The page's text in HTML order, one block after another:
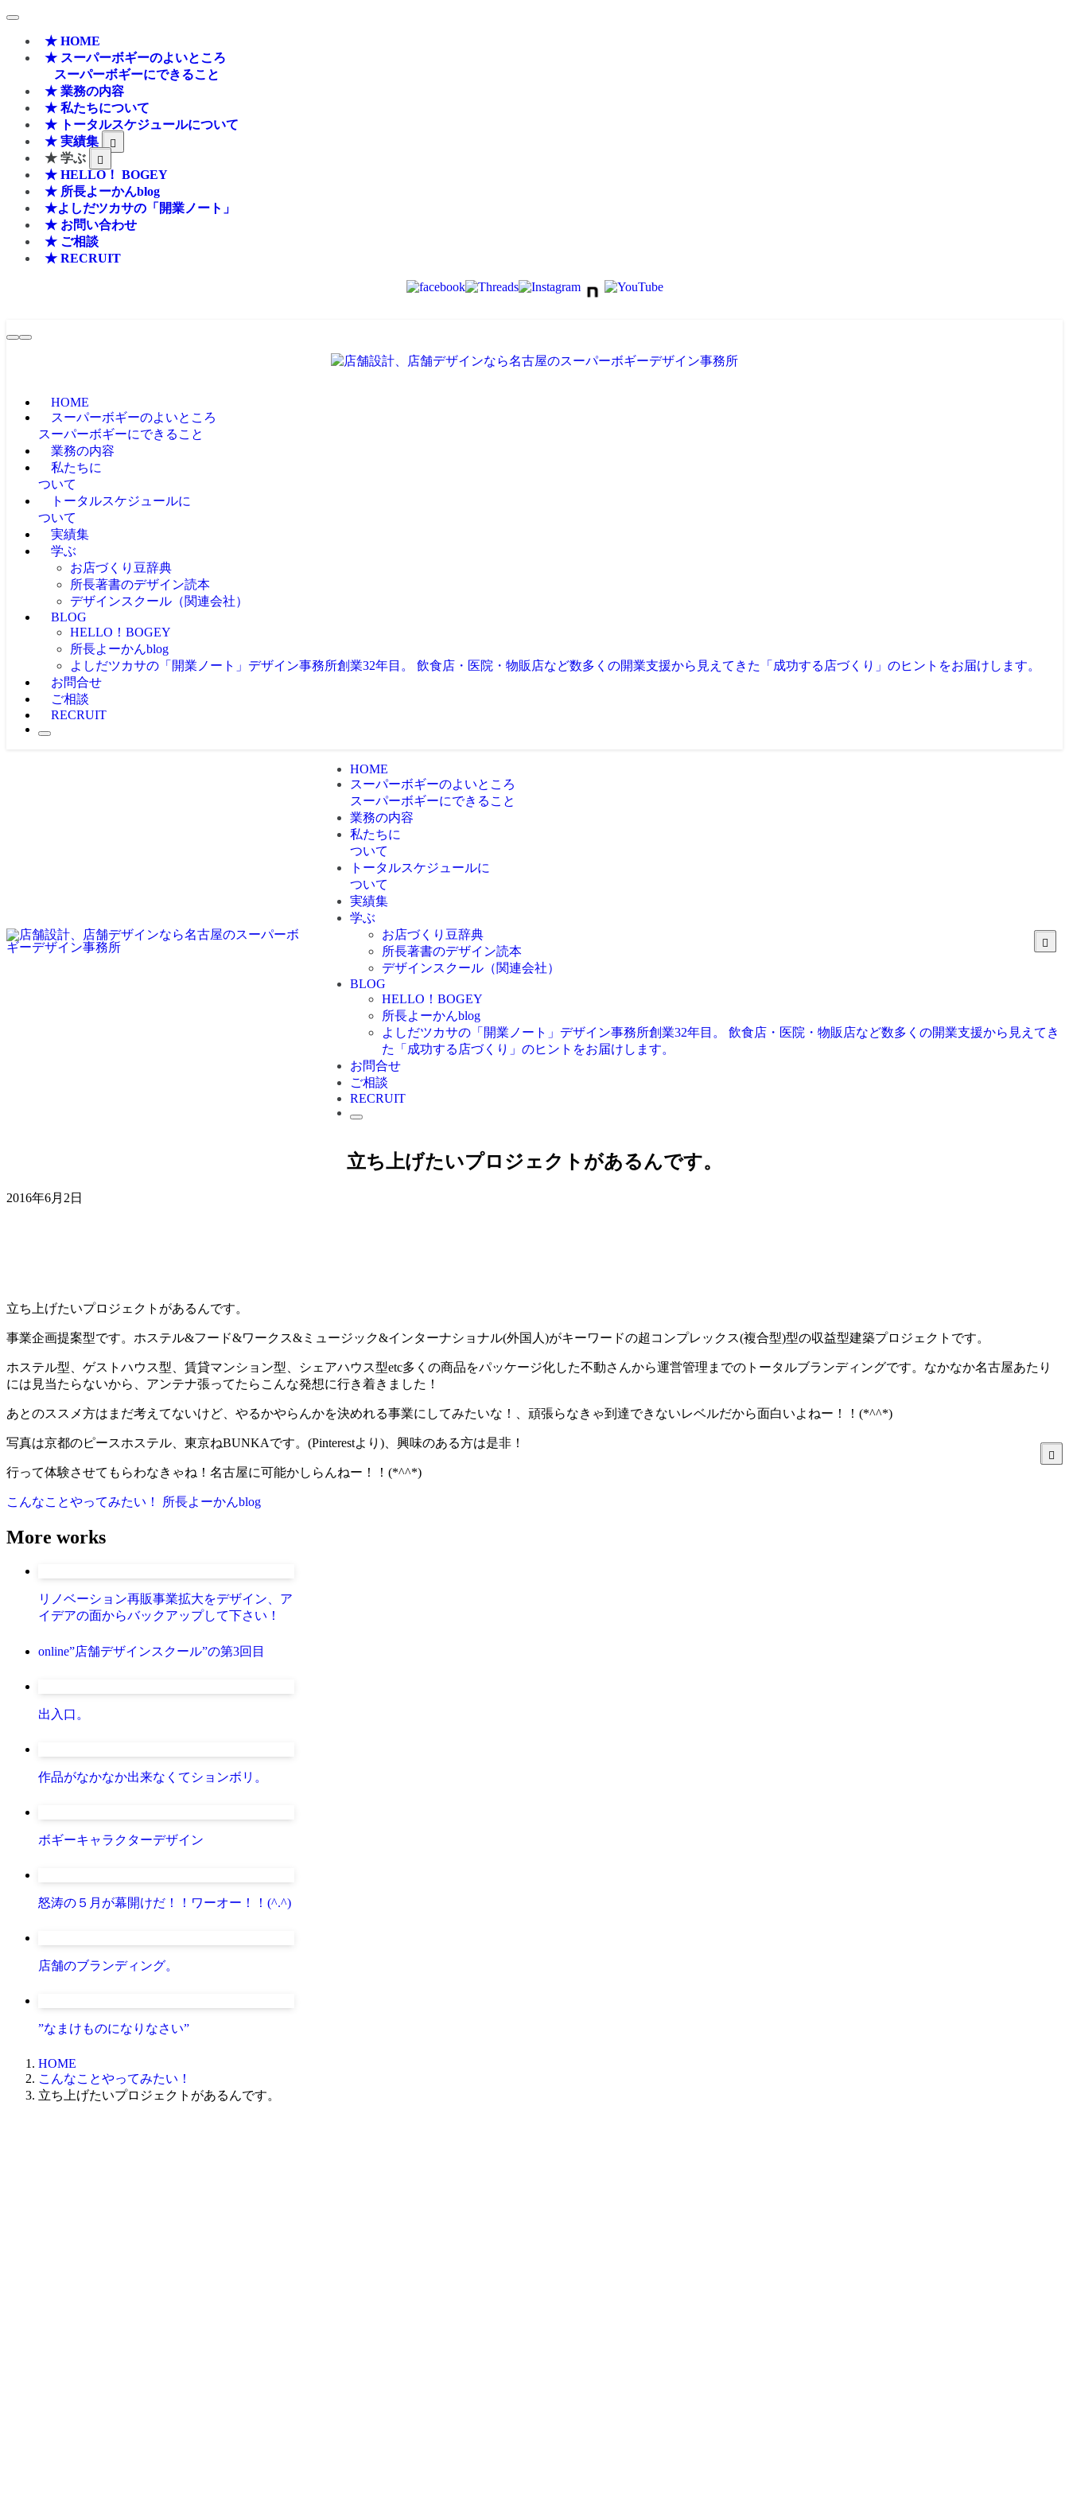
★ HOME
★ スーパーボギーのよいところ
スーパーボギーにできること
★ 業務の内容
★ 私たちについて
★ トータルスケジュールについて
★ 実績集
★ 学ぶ
★ HELLO！ BOGEY
★ 所長よーかんblog
★よしだツカサの「開業ノート」
★ お問い合わせ
★ ご相談
★ RECRUIT
HOME
スーパーボギーのよいところ
スーパーボギーにできること
業務の内容
私たちに
ついて
トータルスケジュールに
ついて
実績集
学ぶ
お店づくり豆辞典
所長著書のデザイン読本
デザインスクール（関連会社）
BLOG
HELLO！BOGEY
所長よーかんblog
よしだツカサの「開業ノート」 デザイン事務所創業32年目。 飲食店・医院・物販店など数多くの開業支援から見えてきた「成功する店づくり」のヒントをお届けします。
お問合せ
ご相談
RECRUIT
HOME
スーパーボギーのよいところ
スーパーボギーにできること
業務の内容
私たちに
ついて
トータルスケジュールに
ついて
実績集
学ぶ
お店づくり豆辞典
所長著書のデザイン読本
デザインスクール（関連会社）
BLOG
HELLO！BOGEY
所長よーかんblog
よしだツカサの「開業ノート」 デザイン事務所創業32年目。 飲食店・医院・物販店など数多くの開業支援から見えてき
た「成功する店づくり」のヒントをお届けします。
お問合せ
ご相談
RECRUIT
立ち上げたいプロジェクトがあるんです。
2016年6月2日
立ち上げたいプロジェクトがあるんです。
事業企画提案型です。ホステル&フード&ワークス&ミュージック&インターナショナル(外国人)がキーワードの超コンプレックス(複合型)型の収益型建築プロジェクトです。
ホステル型、ゲストハウス型、賃貸マンション型、シェアハウス型etc多くの商品をパッケージ化した不動さんから運営管理までのトータルブランディングです。なかなか名古屋あたり
には見当たらないから、アンテナ張ってたらこんな発想に行き着きました！
あとのススメ方はまだ考えてないけど、やるかやらんかを決めれる事業にしてみたいな！、頑張らなきゃ到達できないレベルだから面白いよねー！！(*^^*)
写真は京都のピースホステル、東京ねBUNKAです。(Pinterestより)、興味のある方は是非！
行って体験させてもらわなきゃね！名古屋に可能かしらんねー！！(*^^*)
こんなことやってみたい！ 所長よーかんblog
More works
リノベーション再販事業拡大をデザイン、ア
イデアの面からバックアップして下さい！
online”店舗デザインスクール”の第3回目
出入口。
作品がなかなか出来なくてションボリ。
ボギーキャラクターデザイン
怒涛の５月が幕開けだ！！ワーオー！！(^.^)
店舗のブランディング。
”なまけものになりなさい”
HOME
こんなことやってみたい！
立ち上げたいプロジェクトがあるんです。